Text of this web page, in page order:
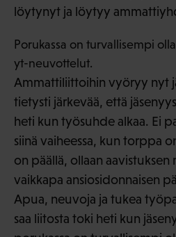
löytynyt ja löytyy
Porukassa on turvallisempi
yt-neuvottelut.
Ammattiliittoihin vyöryy nyt
tietysti järkevää, että
heti kun työsuhde alkaa. Ei
siinä vaiheessa, kun torppa
on päällä, ollaan aavistuksen
vaikkapa ansiosidonnaisen
Apua, neuvoja ja tukea
saa liitosta toki heti kun